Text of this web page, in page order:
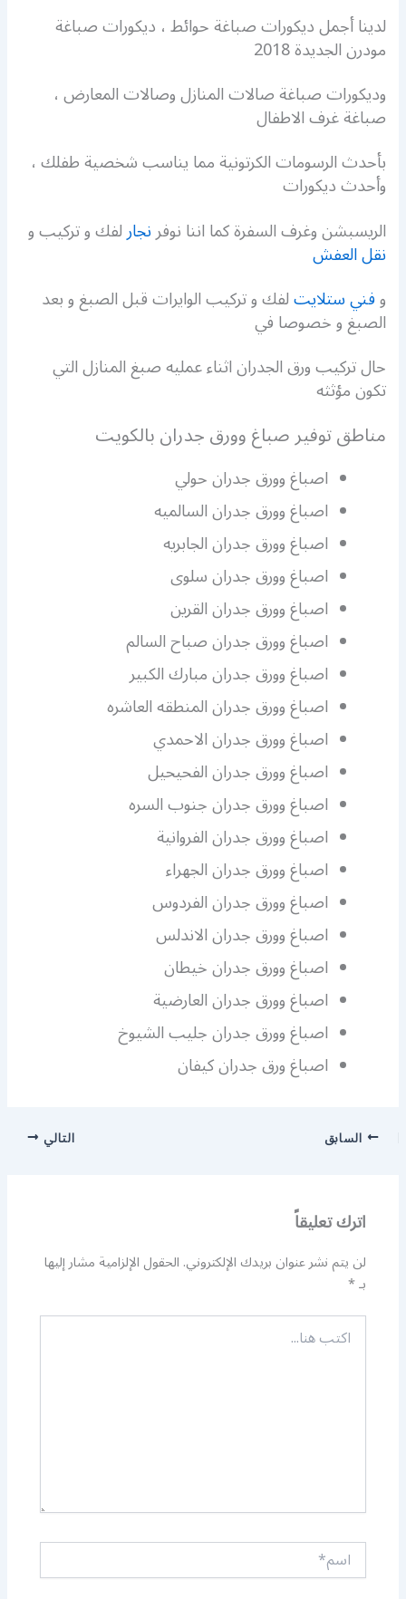
لدينا أجمل ديكورات صباغة حوائط ، ديكورات صباغة
مودرن الجديدة 2018
وديكورات صباغة صالات المنازل وصالات المعارض ،
صباغة غرف الاطفال
بأحدث الرسومات الكرتونية مما يناسب شخصية طفلك ،
وأحدث ديكورات
الريسبشن وغرف السفرة كما اننا نوفرنجارلفك و تركيب و
نقل العفش
وفني ستلايتلفك و تركيب الوايرات قبل الصبغ و بعد
الصبغ و خصوصا في
حال تركيب ورق الجدران اثناء عمليه صبغ المنازل التي
تكون مؤثثه
مناطق توفير صباغ وورق جدران بالكويت
اصباغ وورق جدران حولي
اصباغ وورق جدران السالميه
اصباغ وورق جدران الجابريه
اصباغ وورق جدران سلوى
اصباغ وورق جدران القرين
اصباغ وورق جدران صباح السالم
اصباغ وورق جدران مبارك الكبير
اصباغ وورق جدران المنطقه العاشره
اصباغ وورق جدران الاحمدي
اصباغ وورق جدران الفحيحيل
اصباغ وورق جدران جنوب السره
اصباغ وورق جدران الفروانية
اصباغ وورق جدران الجهراء
اصباغ وورق جدران الفردوس
اصباغ وورق جدران الاندلس
اصباغ وورق جدران خيطان
اصباغ وورق جدران العارضية
اصباغ وورق جدران جليب الشيوخ
اصباغ ورق جدران كيفان
السابق التالي
اترك تعليقاً
لن يتم نشر عنوان بريدك الإلكتروني.الحقول الإلزامية مشار إليها
بـ*
اكتب
هنا...
اسم*